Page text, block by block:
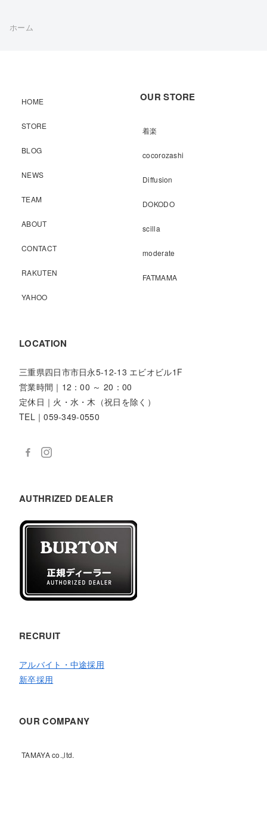
ホーム
HOME
STORE
BLOG
NEWS
TEAM
ABOUT
CONTACT
RAKUTEN
YAHOO
OUR STORE
着楽
cocorozashi
Diffusion
DOKODO
scilla
moderate
FATMAMA
LOCATION
三重県四日市市日永5-12-13 エビオビル1F
営業時間｜12：00 ～ 20：00
定休日｜火・水・木（祝日を除く）
TEL｜059-349-0550
AUTHRIZED DEALER
RECRUIT
アルバイト・中途採用
新卒採用
OUR COMPANY
TAMAYA co.,ltd.